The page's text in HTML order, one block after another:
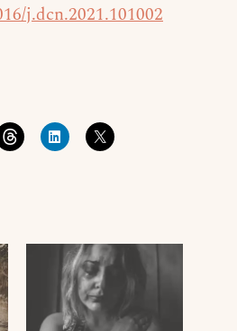
j.dcn.2021.101002